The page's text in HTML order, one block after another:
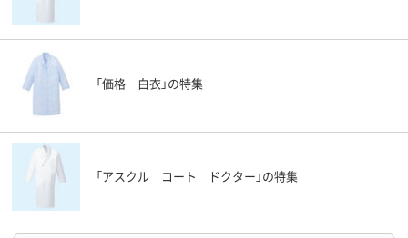
「価格 白衣」の特集
「アスクル コート ドクター」の特集